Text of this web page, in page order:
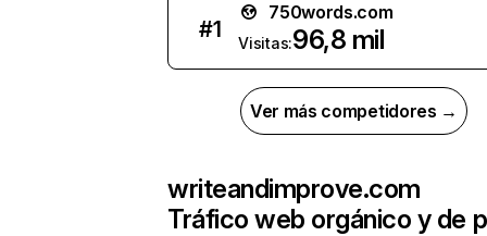
#1
750words.com
Visitas:96,8 mil
Ver más competidores →
writeandimprove.com
Tráfico web orgánico y de